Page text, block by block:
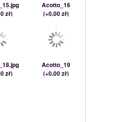
zł)
Acotto_16
(+0,00 zł)
zł)
Acotto_19
(+0,00 zł)